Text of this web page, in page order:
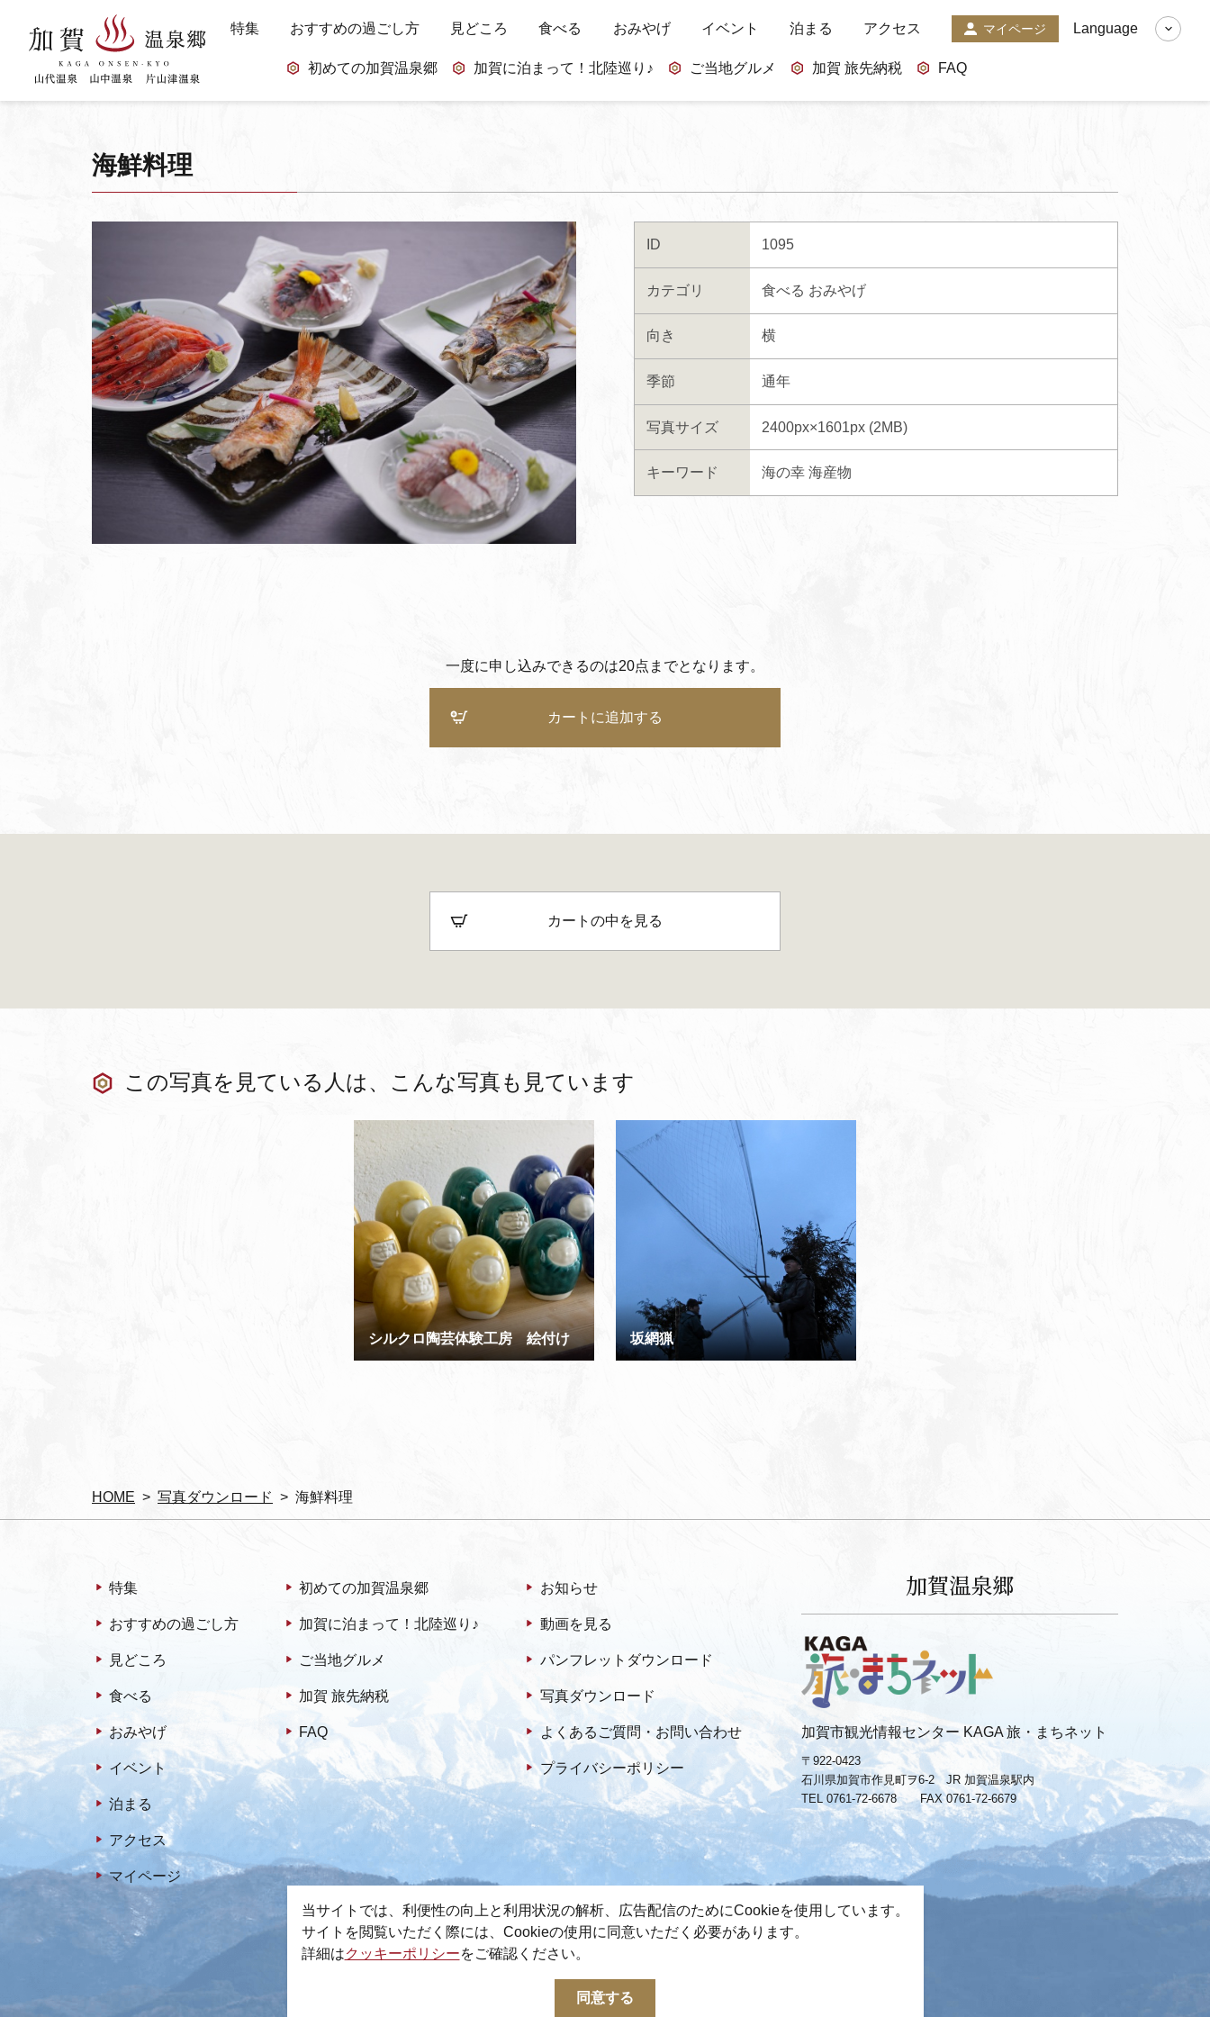
特集 おすすめの過ごし方 見どころ 食べる おみやげ イベント 泊まる アクセス マイページ
初めての加賀温泉郷 加賀に泊まって！北陸巡り♪ ご当地グルメ 加賀 旅先納税 FAQ
Language
HOME 写真ダウンロード 海鮮料理
海鮮料理
ID 1095
カテゴリ 食べる おみやげ
向き 横
季節 通年
写真サイズ 2400px×1601px (2MB)
キーワード 海の幸 海産物
一度に申し込みできるのは20点までとなります。
カートに追加する
カートの中を見る
この写真を見ている人は、 こんな写真も見ています
シルクロ陶芸体験工房 絵付け 坂網猟
特集
おすすめの過ごし方
見どころ
食べる
おみやげ
イベント
泊まる
アクセス
マイページ
初めての加賀温泉郷
加賀に泊まって！北陸巡り♪
ご当地グルメ
加賀 旅先納税
FAQ
お知らせ
動画を見る
パンフレットダウンロード
写真ダウンロード
よくあるご質問・お問い合わせ
プライバシーポリシー
加賀温泉郷
加賀市観光情報センター KAGA 旅・まちネット
〒922-0423
石川県加賀市作見町ヲ6-2 JR 加賀温泉駅内
TEL 0761-72-6678
FAX 0761-72-6679
当サイトでは、利便性の向上と利用状況の解析、広告配信のためにCookieを使用しています。
サイトを閲覧いただく際には、Cookieの使用に同意いただく必要があります。
詳細はクッキーポリシーをご確認ください。
同意する